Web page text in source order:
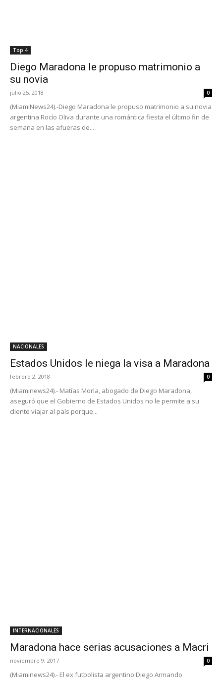
Top 4
Diego Maradona le propuso matrimonio a
su novia
julio 25, 2018 0
(MiamiNews24).-Diego Maradona le propuso matrimonio a su novia
argentina Rocío Oliva durante una romántica fiesta el último fin de
semana en las afueras de...
NACIONALES
Estados Unidos le niega la visa a Maradona
febrero 2, 2018 0
(Miaminews24).- Matías Morla, abogado de Diego Maradona,
aseguró que el Gobierno de Estados Unidos no le permite a su
cliente viajar al país porque...
INTERNACIONALES
Maradona hace serias acusaciones a Macri
noviembre 9, 2017 0
(Miaminews24).- El ex futbolista argentino Diego Armando